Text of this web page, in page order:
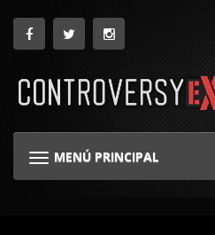
MENÚ PRINCIPAL
NAVEGACIÓN TOGGLE